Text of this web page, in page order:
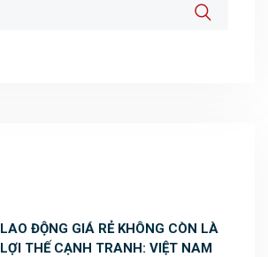
LAO ĐỘNG GIÁ RẺ KHÔNG CÒN LÀ
LỢI THẾ CẠNH TRANH: VIỆT NAM